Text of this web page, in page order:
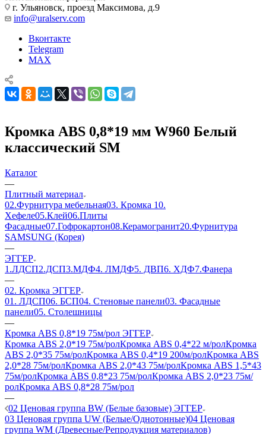
г. Ульяновск, проезд Максимова, д.9
info@uralserv.com
Вконтакте
Telegram
MAX
Кромка ABS 0,8*19 мм W960 Белый
классический SM
Каталог
—
Плитный материал
02.Фурнитура мебельная03. Кромка 10.
Хефеле05.Клей06.Плиты
Фасадные07.Гофрокартон08.Керамогранит20.Фурнитура
SAMSUNG (Корея)
—
ЭГГЕР
1.ЛДСП2.ДСП3.МДФ4. ЛМДФ5. ДВП6. ХДФ7.Фанера
—
02. Кромка ЭГГЕР
01. ЛДСП06. БСП04. Стеновые панели03. Фасадные
панели05. Столешницы
—
Кромка ABS 0,8*19 75м/рол ЭГГЕР
Кромка ABS 2,0*19 75м/ролКромка ABS 0,4*22 м/ролКромка
ABS 2,0*35 75м/ролКромка ABS 0,4*19 200м/ролКромка ABS
2,0*28 75м/ролКромка ABS 2,0*43 75м/ролКромка ABS 1,5*43
75м/ролКромка ABS 0,8*23 75м/ролКромка ABS 2,0*23 75м/
ролКромка ABS 0,8*28 75м/рол
—
02 Ценовая группа BW (Белые базовые) ЭГГЕР
03 Ценовая группа UW (Белые/Однотонные)04 Ценовая
группа WM (Древесные/Репродукция материалов)